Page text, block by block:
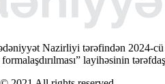
Nazirliyi tərəfindən 2024-
layihəsinin